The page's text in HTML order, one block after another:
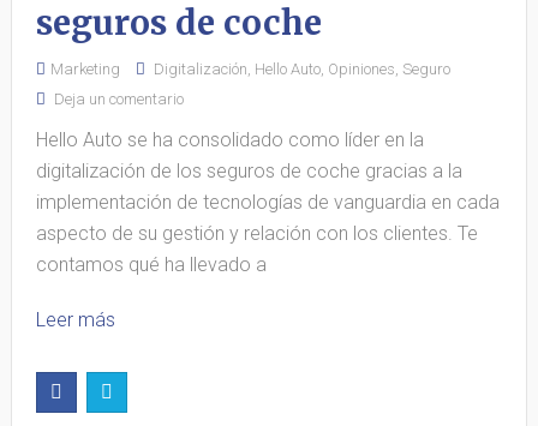
seguros de coche
Marketing Digitalización, Hello Auto, Opiniones, Seguro
Deja un comentario
Hello Auto se ha consolidado como líder en la
digitalización de los seguros de coche gracias a la
implementación de tecnologías de vanguardia en cada
aspecto de su gestión y relación con los clientes. Te
contamos qué ha llevado a
Leer más